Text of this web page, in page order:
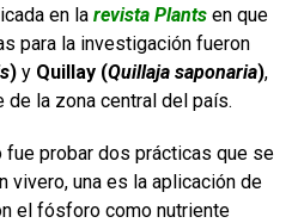
en la revista Plants en que
para la investigación fueron
) y Quillay (Quillaja saponaria),
la zona central del país.
probar dos prácticas que se
vivero, una es la aplicación de
el fósforo como nutriente